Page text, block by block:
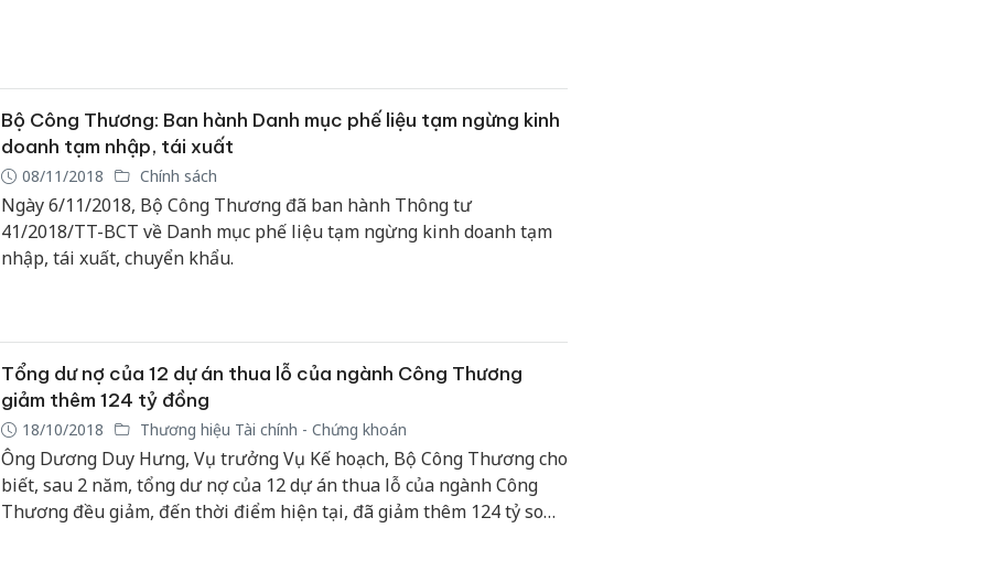
Bộ Công Thương: Ban hành Danh mục phế liệu tạm ngừng kinh
doanh tạm nhập, tái xuất
08/11/2018 Chính sách
Ngày 6/11/2018, Bộ Công Thương đã ban hành Thông tư
41/2018/TT-BCT về Danh mục phế liệu tạm ngừng kinh doanh tạm
nhập, tái xuất, chuyển khẩu.
Tổng dư nợ của 12 dự án thua lỗ của ngành Công Thương
giảm thêm 124 tỷ đồng
18/10/2018 Thương hiệu Tài chính - Chứng khoán
Ông Dương Duy Hưng, Vụ trưởng Vụ Kế hoạch, Bộ Công Thương cho
biết, sau 2 năm, tổng dư nợ của 12 dự án thua lỗ của ngành Công
Thương đều giảm, đến thời điểm hiện tại, đã giảm thêm 124 tỷ so